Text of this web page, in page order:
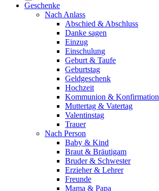
Geschenke
Nach Anlass
Abschied & Abschluss
Danke sagen
Einzug
Einschulung
Geburt & Taufe
Geburtstag
Geldgeschenk
Hochzeit
Kommunion & Konfirmation
Muttertag & Vatertag
Valentinstag
Trauer
Nach Person
Baby & Kind
Braut & Bräutigam
Bruder & Schwester
Erzieher & Lehrer
Freunde
Mama & Papa